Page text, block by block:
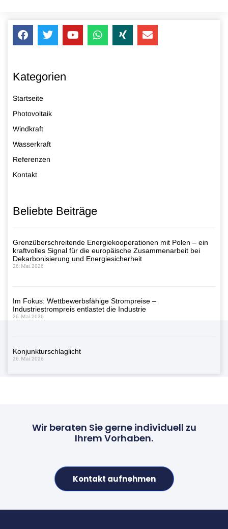
Kategorien
Startseite
Photovoltaik
Windkraft
Wasserkraft
Referenzen
Kontakt
Beliebte Beiträge
Grenzüberschreitende Energiekooperationen mit Polen – ein
kraftvolles Signal für die europäische Zusammenarbeit bei
Dekarbonisierung und Energiesicherheit
26. Mai 2026
Im Fokus: Wettbewerbsfähige Strompreise –
Industriestrompreis entlastet die Industrie
26. Mai 2026
Konjunkturschlaglicht
26. Mai 2026
Wir beraten Sie gerne individuell zu
Ihrem Vorhaben.
Kontakt aufnehmen